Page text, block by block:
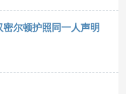
尔顿护照同一人声明